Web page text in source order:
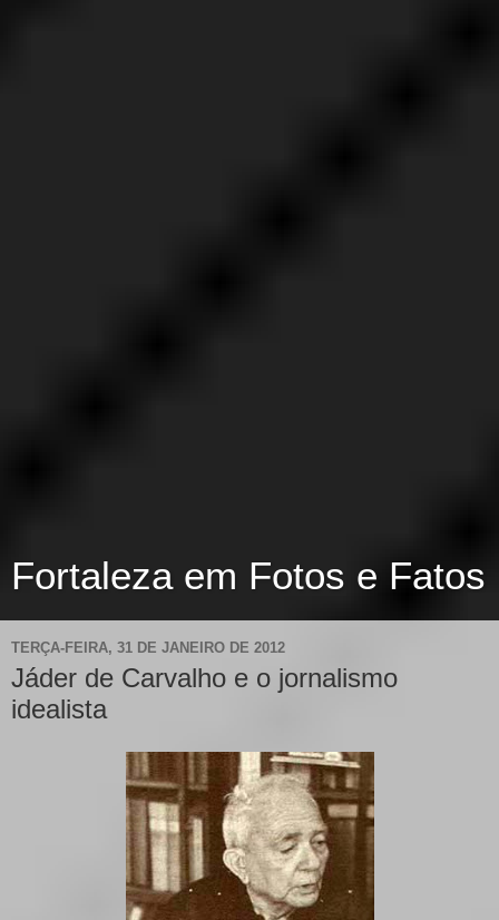
Fortaleza em Fotos e Fatos
TERÇA-FEIRA, 31 DE JANEIRO DE 2012
Jáder de Carvalho e o jornalismo
idealista